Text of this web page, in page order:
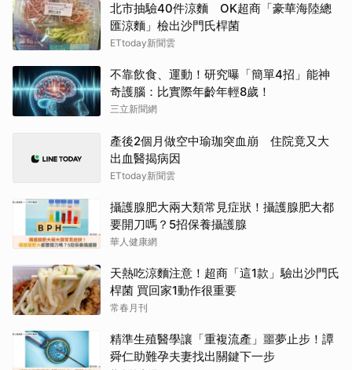
北市抽驗40件涼麵 OK超商「豪華海陸總
匯涼麵」檢出沙門氏桿菌
ETtoday新聞雲
不靠飲食、運動！研究曝「簡單4招」能神
奇護腦：比實際年齡年輕8歲！
三立新聞網
產後2個月做空中瑜珈突血崩 住院竟又大
出血醫揭病因
ETtoday新聞雲
攝護腺肥大兩大類常見症狀！攝護腺肥大都
要開刀嗎？5招保養攝護腺
華人健康網
天熱吃涼麵注意！超商「這1款」驗出沙門氏
桿菌 買回家1動作很重要
常春月刊
精準生殖醫學讓「重複流產」噩夢止步！譚
舜仁助難孕夫妻找出關鍵下一步